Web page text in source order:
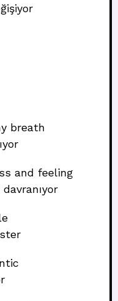
breath
and feeling